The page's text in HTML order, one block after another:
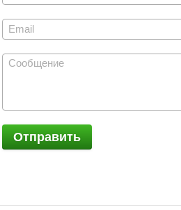
Отправить